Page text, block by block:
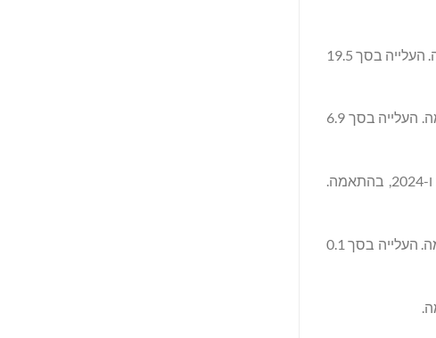
המכירות נטו הסתכמו ב-61.1 מיליון דולר ו-41.6 מיליון דולר בשלושת החודשים שהסתיימו ב-31 באוקטובר 2025 ו-2024, בהתאמה. העלייה בסך 19.5
הרווח הגולמי הסתכם ב-21.0 מיליון דולר ו-14.1 מיליון דולר בשלושת החודשים שהסתיימו ב-31 באוקטובר 2025 ו-2024, בהתאמה. העלייה בסך 6.9
ההוצאות הכלליות והמנהליות הסתכמו ב-8.3 מיליון דולר ו-7.3 מיליון דולר בשלושת החודשים שהסתיימו ב-31 באוקטובר 2025 ו-2024, בהתאמה.
הוצאות המכירה הסתכמו ב-1.3 מיליון דולר ו-1.2 מיליון דולר בשלושת החודשים שהסתיימו ב-31 באוקטובר 2025 ו-2024, בהתאמה. העלייה בסך 0.1